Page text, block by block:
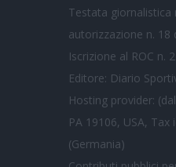
Testata giornalistica
autorizzazione n. 18
Iscrizione al ROC n.
Editore: Diario
Hosting provider:
PA 19106, USA,
(Germania)